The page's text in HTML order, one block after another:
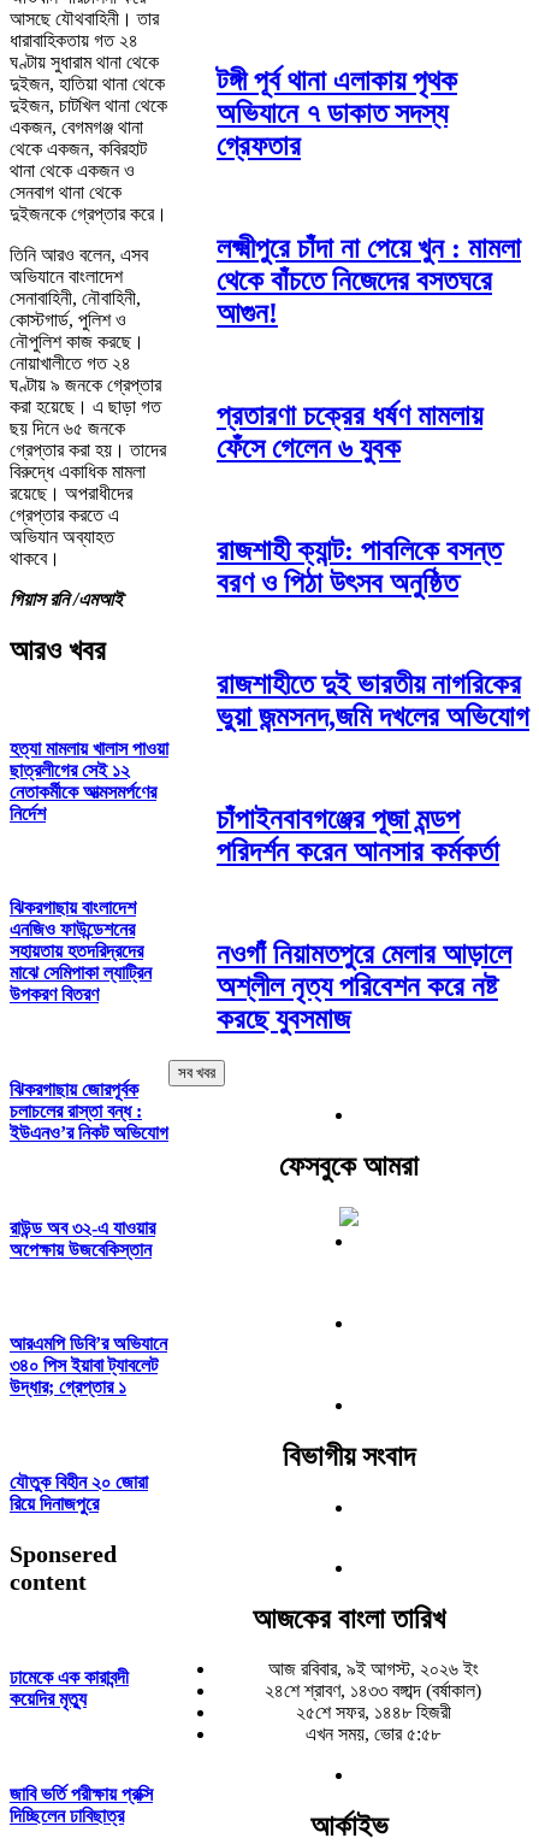
আসছে যৌথবাহিনী। তার
ধারাবাহিকতায় গত ২৪
ঘণ্টায় সুধারাম থানা থেকে
দুইজন, হাতিয়া থানা থেকে
দুইজন, চাটখিল থানা থেকে
একজন, বেগমগঞ্জ থানা
থেকে একজন, কবিরহাট
থানা থেকে একজন ও
সেনবাগ থানা থেকে
দুইজনকে গ্রেপ্তার করে।
তিনি আরও বলেন, এসব
অভিযানে বাংলাদেশ
সেনাবাহিনী, নৌবাহিনী,
কোস্টগার্ড, পুলিশ ও
নৌপুলিশ কাজ করছে।
নোয়াখালীতে গত ২৪
ঘণ্টায় ৯ জনকে গ্রেপ্তার
করা হয়েছে। এ ছাড়া গত
ছয় দিনে ৬৫ জনকে
গ্রেপ্তার করা হয়। তাদের
বিরুদ্ধে একাধিক মামলা
রয়েছে। অপরাধীদের
গ্রেপ্তার করতে এ
অভিযান অব্যাহত
থাকবে।
গিয়াস রনি /এমআই
আরও খবর
হত্যা মামলায় খালাস পাওয়া
ছাত্রলীগের সেই ১২
নেতাকর্মীকে আত্মসমর্পণের
নির্দেশ
ঝিকরগাছায় বাংলাদেশ
এনজিও ফাউন্ডেশনের
সহায়তায় হতদরিদ্রদের
মাঝে সেমিপাকা ল্যাট্রিন
উপকরণ বিতরণ
ঝিকরগাছায় জোরপূর্বক
চলাচলের রাস্তা বন্ধ :
ইউএনও’র নিকট অভিযোগ
রাউন্ড অব ৩২-এ যাওয়ার
অপেক্ষায় উজবেকিস্তান
আরএমপি ডিবি’র অভিযানে
৩৪০ পিস ইয়াবা ট্যাবলেট
উদ্ধার; গ্রেপ্তার ১
যৌতুক বিহীন ২০ জোরা
রিয়ে দিনাজপুরে
Sponsered
content
ঢামেকে এক কারাবন্দী
কয়েদির মৃত্যু
জাবি ভর্তি পরীক্ষায় প্রক্সি
দিচ্ছিলেন ঢাবিছাত্র
টঙ্গী পূর্ব থানা এলাকায় পৃথক
অভিযানে ৭ ডাকাত সদস্য
গ্রেফতার
লক্ষ্মীপুরে চাঁদা না পেয়ে খুন : মামলা
থেকে বাঁচতে নিজেদের বসতঘরে
আগুন!
প্রতারণা চক্রের ধর্ষণ মামলায়
ফেঁসে গেলেন ৬ যুবক
রাজশাহী ক্যান্ট: পাবলিকে বসন্ত
বরণ ও পিঠা উৎসব অনুষ্ঠিত
রাজশাহীতে দুই ভারতীয় নাগরিকের
ভুয়া জন্মসনদ,জমি দখলের অভিযোগ
চাঁপাইনবাবগঞ্জের পূজা মন্ডপ
পরিদর্শন করেন আনসার কর্মকর্তা
নওগাঁ নিয়ামতপুরে মেলার আড়ালে
অশ্লীল নৃত্য পরিবেশন করে নষ্ট
করছে যুবসমাজ
সব খবর
ফেসবুকে আমরা
বিভাগীয় সংবাদ
আজকের বাংলা তারিখ
আজ রবিবার, ৯ই আগস্ট, ২০২৬ ইং
২৪শে শ্রাবণ, ১৪৩৩ বঙ্গাব্দ (বর্ষাকাল)
২৫শে সফর, ১৪৪৮ হিজরী
এখন সময়, ভোর ৫:৫৮
আর্কাইভ